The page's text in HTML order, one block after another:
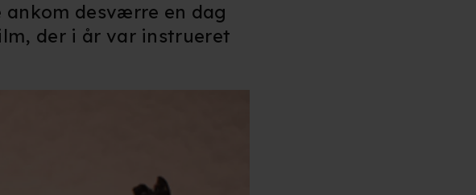
ankom desværre en dag
der i år var instrueret